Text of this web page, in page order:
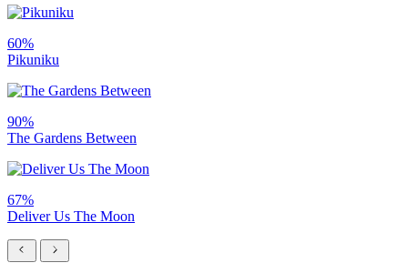
60%
Pikuniku
90%
The Gardens Between
67%
Deliver Us The Moon